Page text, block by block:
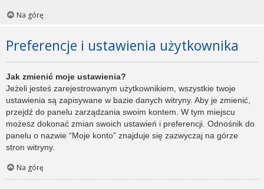
Na górę
Preferencje i ustawienia użytkownika
Jak zmienić moje ustawienia?
Jeżeli jesteś zarejestrowanym użytkownikiem, wszystkie twoje
ustawienia są zapisywane w bazie danych witryny. Aby je zmienić,
przejdź do panelu zarządzania swoim kontem. W tym miejscu
możesz dokonać zmian swoich ustawień i preferencji. Odnośnik do
panelu o nazwie “Moje konto” znajduje się zazwyczaj na górze
stron witryny.
Na górę